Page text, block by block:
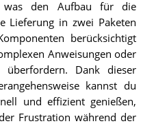
was den Aufbau für die
Lieferung in zwei Paketen
berücksichtigt
Anweisungen oder
überfordern. Dank dieser
kannst du
und effizient genießen,
Frustration während der